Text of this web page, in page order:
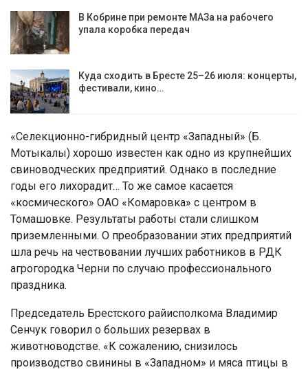
В Кобрине при ремонте МАЗа на рабочего
упала коробка передач
Куда сходить в Бресте 25–26 июля: концерты,
фестивали, кино…
«Селекционно-гибридный центр «Западный» (Б.
Мотыкалы) хорошо известен как одно из крупнейших
свиноводческих предприятий. Однако в последние
годы его лихорадит… То же самое касается
«космического» ОАО «Комаровка» с центром в
Томашовке. Результаты работы стали слишком
приземленными. О преобразовании этих предприятий
шла речь на чествовании лучших работников в РДК
агрогородка Черни по случаю профессионального
праздника.
Председатель Брестского райисполкома Владимир
Сенчук говорил о больших резервах в
животноводстве. «К сожалению, снизилось
производство свинины в «Западном» и мяса птицы в